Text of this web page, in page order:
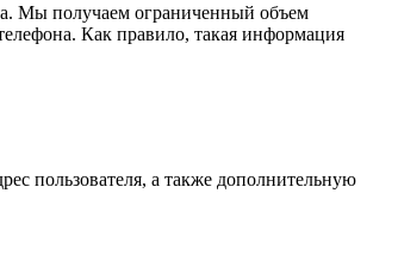
Мы получаем ограниченный объем
Как правило, такая информация
пользователя, а также дополнительную